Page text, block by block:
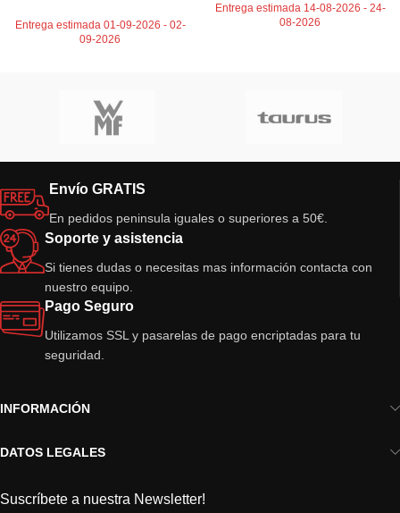
Entrega estimada 01-09-2026 - 02-
09-2026
Entrega estimada 14-08-2026 - 24-
08-2026
Envío GRATIS
En pedidos peninsula iguales o superiores a 50€.
Soporte y asistencia
Si tienes dudas o necesitas mas información contacta con
nuestro equipo.
Pago Seguro
Utilizamos SSL y pasarelas de pago encriptadas para tu
seguridad.
INFORMACIÓN
DATOS LEGALES
Suscríbete a nuestra Newsletter!